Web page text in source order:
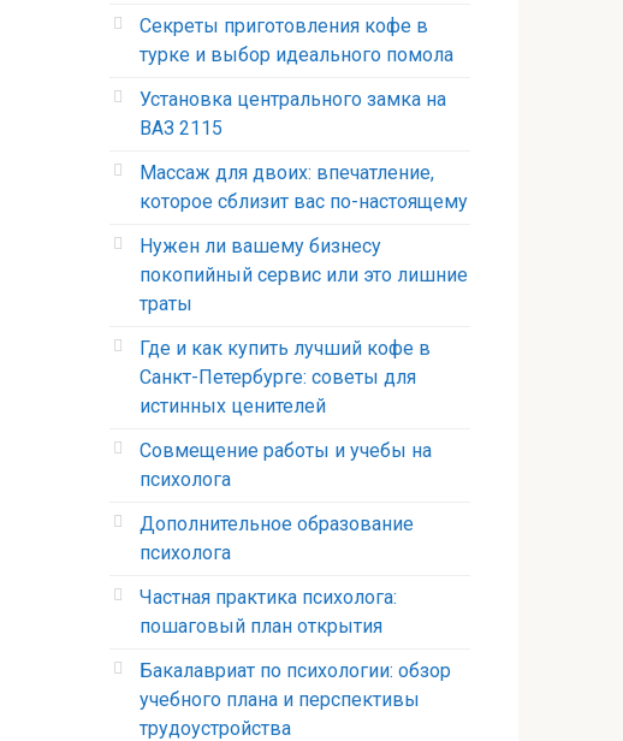
Секреты приготовления кофе в
турке и выбор идеального помола
Установка центрального замка на
ВАЗ 2115
Массаж для двоих: впечатление,
которое сблизит вас по-настоящему
Нужен ли вашему бизнесу
покопийный сервис или это лишние
траты
Где и как купить лучший кофе в
Санкт-Петербурге: советы для
истинных ценителей
Совмещение работы и учебы на
психолога
Дополнительное образование
психолога
Частная практика психолога:
пошаговый план открытия
Бакалавриат по психологии: обзор
учебного плана и перспективы
трудоустройства